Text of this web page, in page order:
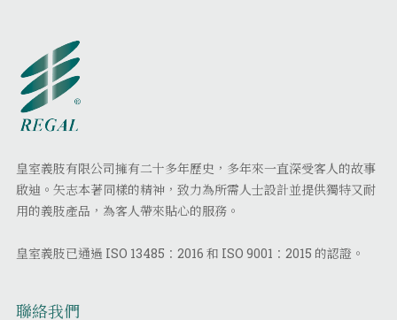
皇室義肢有限公司擁有二十多年歷史，多年來一直深受客人的故事
啟迪。矢志本著同樣的精神，致力為所需人士設計並提供獨特又耐
用的義肢產品，為客人帶來貼心的服務。
皇室義肢已通過 ISO 13485：2016 和 ISO 9001：2015 的認證。
聯絡我們